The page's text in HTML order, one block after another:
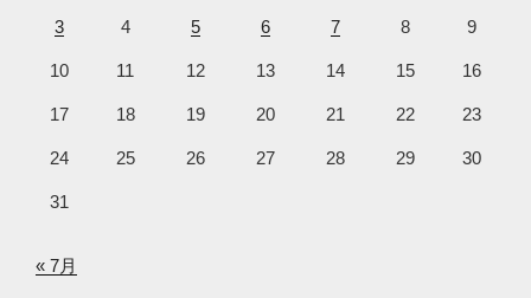
3 4 5 6 7 8 9
10 11 12 13 14 15 16
17 18 19 20 21 22 23
24 25 26 27 28 29 30
31
« 7月